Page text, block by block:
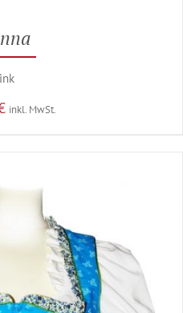
inkl. MwSt.